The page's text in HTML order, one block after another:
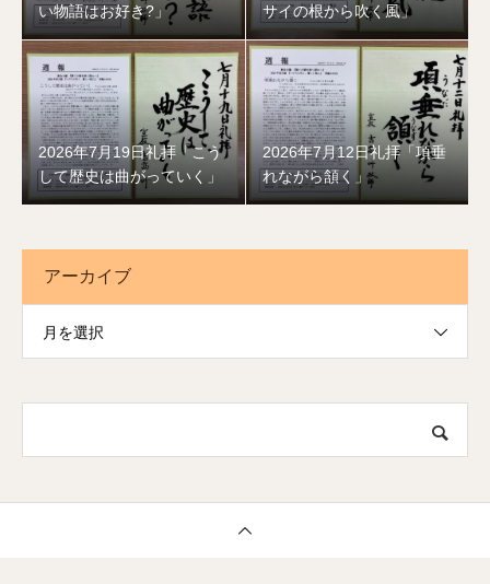
い物語はお好き?」
サイの根から吹く風」
2026年7月19日礼拝「こう
して歴史は曲がっていく」
2026年7月12日礼拝「項垂
れながら頷く」
アーカイブ
月を選択